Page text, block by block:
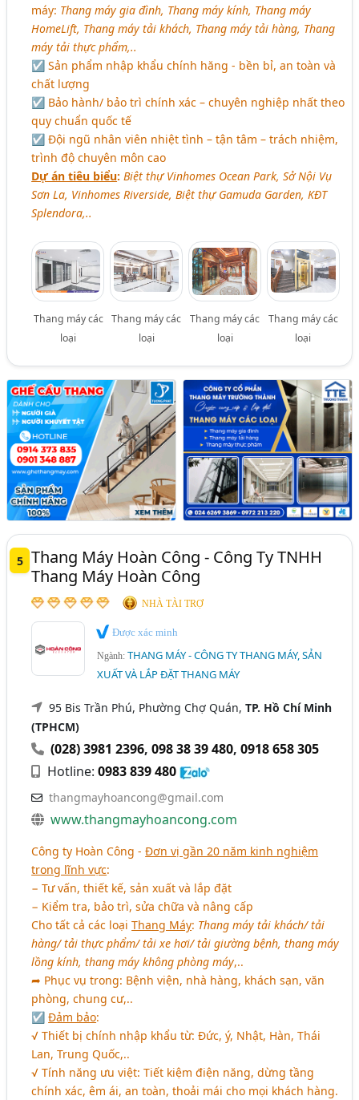
máy: Thang máy gia đình, Thang máy kính, Thang máy
HomeLift, Thang máy tải khách, Thang máy tải hàng, Thang
máy tải thực phẩm,..
☑ Sản phẩm nhập khẩu chính hăng - bền bỉ, an toàn và
chất lượng
☑ Bảo hành/ bảo trì chính xác – chuyên nghiệp nhất theo
quy chuẩn quốc tế
☑ Đội ngũ nhân viên nhiệt tình – tận tâm – trách nhiệm,
trình độ chuyên môn cao
Dự án tiêu biểu: Biệt thự Vinhomes Ocean Park, Sở Nội Vụ
Sơn La, Vinhomes Riverside, Biệt thự Gamuda Garden, KĐT
Splendora,..
Thang máy các
loại
Thang máy các
loại
Thang máy các
loại
Thang máy các
loại
5 Thang Máy Hoàn Công - Công Ty TNHH
Thang Máy Hoàn Công
NHÀ TÀI TRỢ
Được xác minh
Ngành:THANG MÁY - CÔNG TY THANG MÁY, SẢN
XUẤT VÀ LẮP ĐẶT THANG MÁY
95 Bis Trần Phú, Phường Chợ Quán,TP. Hồ Chí Minh
(TPHCM)
(028) 3981 2396,098 38 39 480,0918 658 305
Hotline:0983 839 480
thangmayhoancong@gmail.com
www.thangmayhoancong.com
Công ty Hoàn Công -Đơn vị gần 20 năm kinh nghiệm
trong lĩnh vực:
− Tư vấn, thiết kế, sản xuất và lắp đặt
− Kiểm tra, bảo trì, sửa chữa và nâng cấp
Cho tất cả các loạiThang Máy: Thang máy tải khách/ tải
hàng/ tải thực phẩm/ tải xe hơi/ tải giường bệnh, thang máy
lồng kính, thang máy không phòng máy,..
➦ Phục vụ trong: Bệnh viện, nhà hàng, khách sạn, văn
phòng, chung cư,..
☑Đảm bảo:
√ Thiết bị chính nhập khẩu từ: Đức, ý, Nhật, Hàn, Thái
Lan, Trung Quốc,..
√ Tính năng ưu việt: Tiết kiệm điện năng, dừng tầng
chính xác, êm ái, an toàn, thoải mái cho mọi khách hàng.